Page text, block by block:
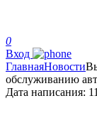
0
Вход
ГлавнаяНовости
обслуживанию
Дата написания: